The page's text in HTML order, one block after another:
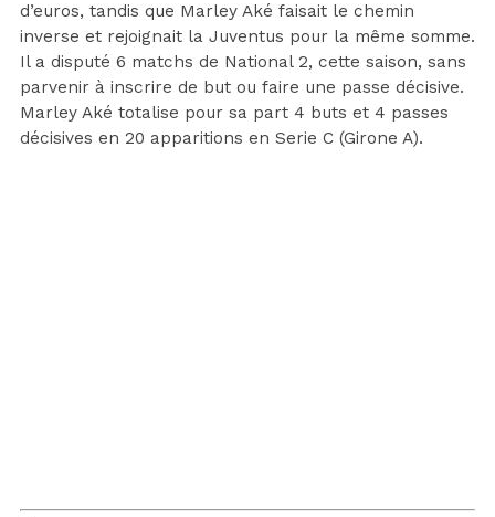
d’euros, tandis que Marley Aké faisait le chemin
inverse et rejoignait la Juventus pour la même somme.
Il a disputé 6 matchs de National 2, cette saison, sans
parvenir à inscrire de but ou faire une passe décisive.
Marley Aké totalise pour sa part 4 buts et 4 passes
décisives en 20 apparitions en Serie C (Girone A).